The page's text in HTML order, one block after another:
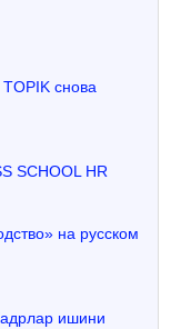
снова
SCHOOL HR
на русском
ишини